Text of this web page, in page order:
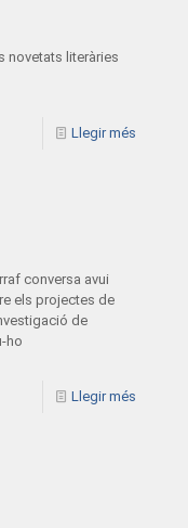
novetats literàries
Llegir més
conversa avui
els projectes de
de
ho
Llegir més